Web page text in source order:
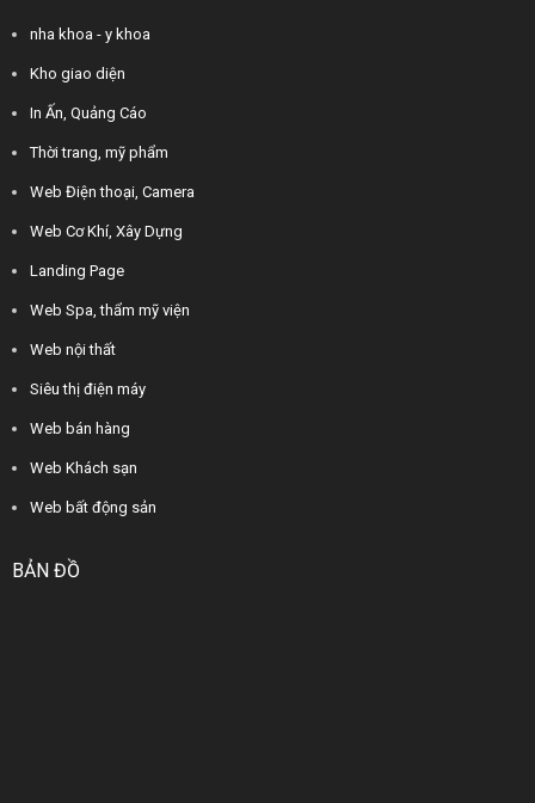
nha khoa - y khoa
Kho giao diện
In Ấn, Quảng Cáo
Thời trang, mỹ phẩm
Web Điện thoại, Camera
Web Cơ Khí, Xây Dựng
Landing Page
Web Spa, thẩm mỹ viện
Web nội thất
Siêu thị điện máy
Web bán hàng
Web Khách sạn
Web bất động sản
BẢN ĐỒ